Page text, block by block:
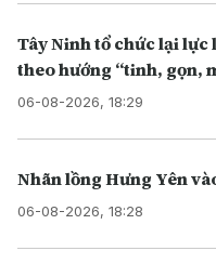
Tây Ninh tổ chức lại
theo hướng “tinh, gọn,
06-08-2026, 18:29
Nhãn lồng Hưng Yên
06-08-2026, 18:28